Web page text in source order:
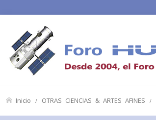
Inicio OTRAS CIENCIAS & ARTES AFINES